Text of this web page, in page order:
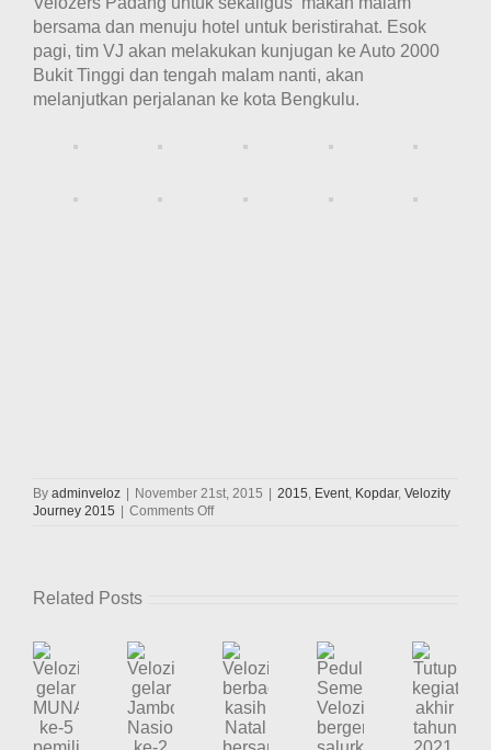
bersama dan menuju hotel untuk beristirahat. Esok
pagi, tim VJ akan melakukan kunjugan ke Auto 2000
Bukit Tinggi dan tengah malam nanti, akan
melanjutkan perjalanan ke kota Bengkulu.
By adminveloz November 21st, 2015 2015, Event, Kopdar, Velozity
Journey 2015
Comments Offon
2015
(20-
11-
2015)
Related Posts
Velozity
gelar
MUNAS
Velozity
gelar
Jambore
Velozity
berbagi
Peduli
Semeru,
Tutup
kegiatan